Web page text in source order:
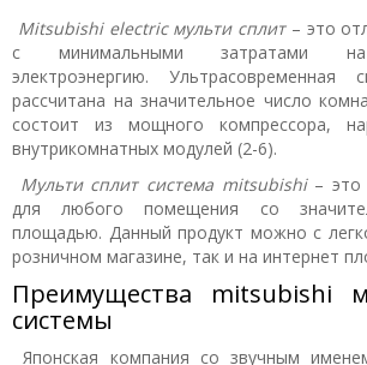
Mitsubishi electric мульти сплит– это
с минимальными затратами на
электроэнергию.
рассчитана на значительное число
состоит из мощного компрессора,
внутрикомнатных модулей (2-6).
Мульти сплит система mitsubishi– это
для любого помещения со
площадью. Данный продукт можно с
розничном магазине, так и на интернет
Преимущества mitsubishi
системы
Японская компания со звучным